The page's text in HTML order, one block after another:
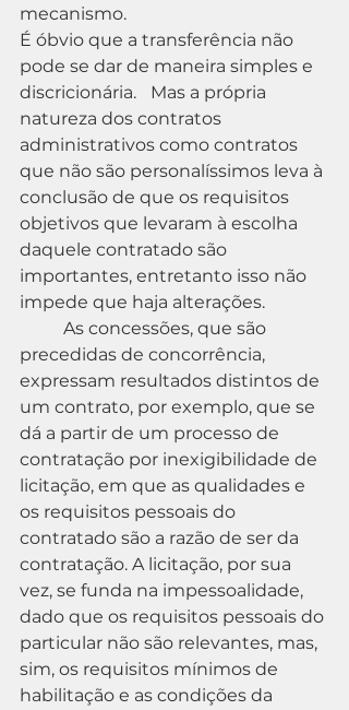
mecanismo.
É óbvio que a transferência não
pode se dar de maneira simples e
discricionária. 	Mas a própria
natureza dos contratos
administrativos como contratos
que não são personalíssimos leva à
conclusão de que os requisitos
objetivos que levaram à escolha
daquele contratado são
importantes, entretanto isso não
impede que haja alterações.
precedidas de concorrência,
expressam resultados distintos de
um contrato, por exemplo, que se
dá a partir de um processo de
contratação por inexigibilidade de
licitação, em que as qualidades e
os requisitos pessoais do
contratado são a razão de ser da
contratação. A licitação, por sua
vez, se funda na impessoalidade,
dado que os requisitos pessoais do
particular não são relevantes, mas,
sim, os requisitos mínimos de
habilitação e as condições da